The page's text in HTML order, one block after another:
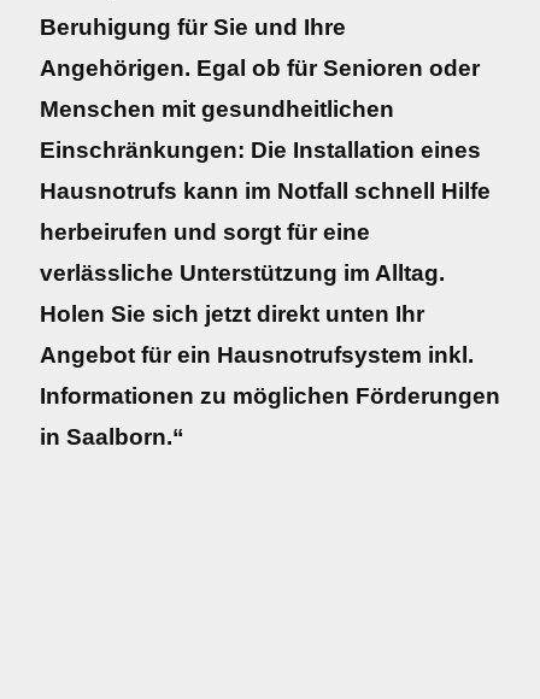
Beruhigung für Sie und Ihre
Angehörigen. Egal ob für Senioren oder
Menschen mit gesundheitlichen
Einschränkungen: Die Installation eines
Hausnotrufs kann im Notfall schnell Hilfe
herbeirufen und sorgt für eine
verlässliche Unterstützung im Alltag.
Holen Sie sich jetzt direkt unten Ihr
Angebot für ein Hausnotrufsystem inkl.
Informationen zu möglichen Förderungen
in Saalborn.“